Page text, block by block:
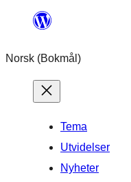
innhold
Norsk (Bokmål)
Tema
Utvidelser
Nyheter